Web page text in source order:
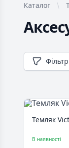
Каталог
Фільтр
Темляк
В наявності